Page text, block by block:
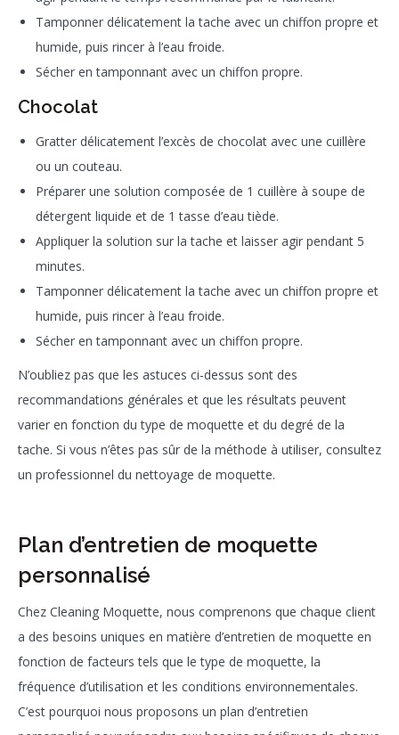
Tamponner délicatement la tache avec un chiffon propre et
humide, puis rincer à l’eau froide.
Sécher en tamponnant avec un chiffon propre.
Chocolat
Gratter délicatement l’excès de chocolat avec une cuillère
ou un couteau.
Préparer une solution composée de 1 cuillère à soupe de
détergent liquide et de 1 tasse d’eau tiède.
Appliquer la solution sur la tache et laisser agir pendant 5
minutes.
Tamponner délicatement la tache avec un chiffon propre et
humide, puis rincer à l’eau froide.
Sécher en tamponnant avec un chiffon propre.
N’oubliez pas que les astuces ci-dessus sont des
recommandations générales et que les résultats peuvent
varier en fonction du type de moquette et du degré de la
tache. Si vous n’êtes pas sûr de la méthode à utiliser, consultez
un professionnel du nettoyage de moquette.
Plan d’entretien de moquette
personnalisé
Chez Cleaning Moquette, nous comprenons que chaque client
a des besoins uniques en matière d’entretien de moquette en
fonction de facteurs tels que le type de moquette, la
fréquence d’utilisation et les conditions environnementales.
C’est pourquoi nous proposons un plan d’entretien